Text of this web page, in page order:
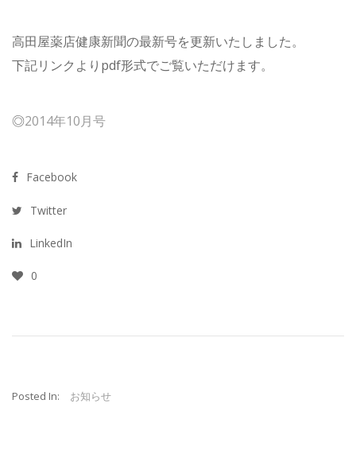
高田屋薬店健康新聞の最新号を更新いたしました。
下記リンクよりpdf形式でご覧いただけます。
◎2014年10月号
Facebook
Twitter
LinkedIn
0
Posted In: お知らせ